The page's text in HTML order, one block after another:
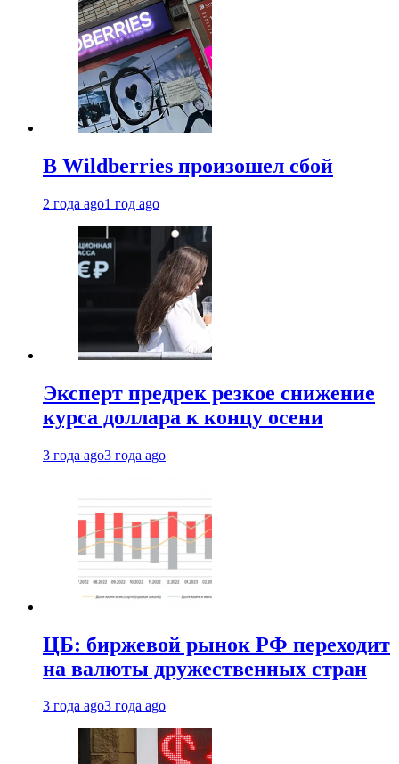
В Wildberries произошел сбой
2 года ago1 год ago
Эксперт предрек резкое снижение
курса доллара к концу осени
3 года ago3 года ago
ЦБ: биржевой рынок РФ переходит
на валюты дружественных стран
3 года ago3 года ago